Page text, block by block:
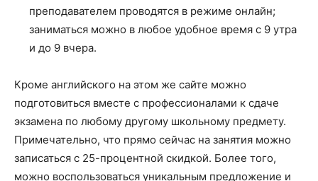
преподавателем проводятся в режиме онлайн;
заниматься можно в любое удобное время с 9 утра
и до 9 вчера.
Кроме английского на этом же сайте можно
подготовиться вместе с профессионалами к сдаче
экзамена по любому другому школьному предмету.
Примечательно, что прямо сейчас на занятия можно
записаться с 25-процентной скидкой. Более того,
можно воспользоваться уникальным предложение и